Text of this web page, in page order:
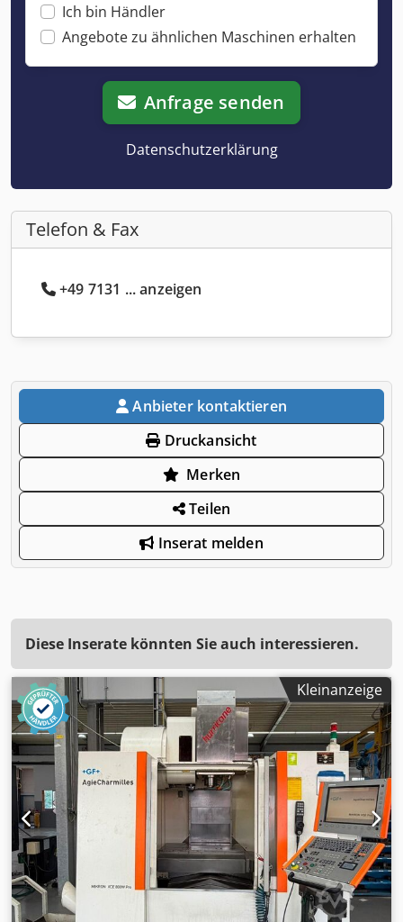
Ich bin Händler
Angebote zu ähnlichen Maschinen erhalten
Anfrage senden
Datenschutzerklärung
Telefon & Fax
+49 7131 ... anzeigen
Anbieter kontaktieren
Druckansicht
Merken
Teilen
Inserat melden
Diese Inserate könnten Sie auch interessieren.
Kleinanzeige